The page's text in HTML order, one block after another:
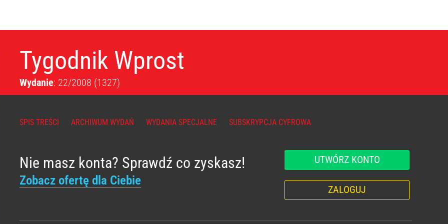
Tygodnik Wprost
Wydanie: 22/2008 (1327)
SPIS TREŚCI ARCHIWUM WYDAŃ WYDANIA SPECJALNE SUBSKRYPCJA CYFROWA
Nie masz konta? Sprawdź co zyskasz!
Zobacz ofertę dla Ciebie
UTWÓRZ KONTO
ZALOGUJ